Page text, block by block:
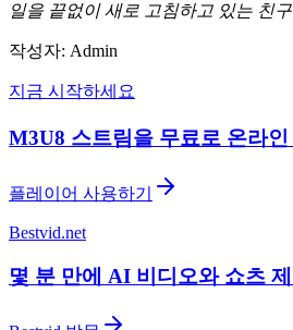
일을 끝없이 새로 고침하고 있는 친
작성자: Admin
지금 시작하세요
M3U8 스트림을 무료로 온라인
플레이어 사용하기
Bestvid.net
몇 분 만에 AI 비디오와 쇼츠